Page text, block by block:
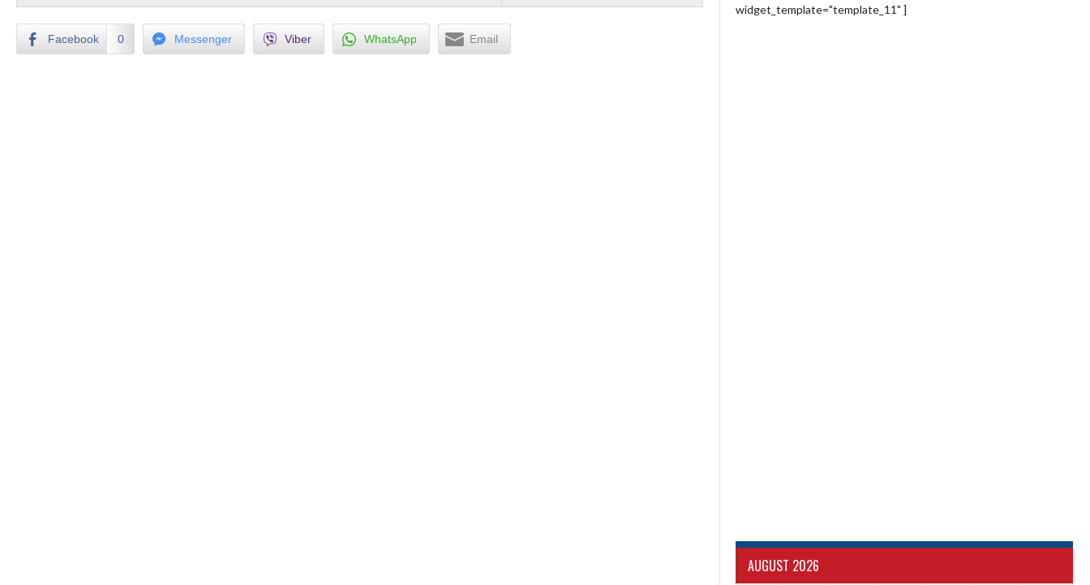
Facebook 0 Messenger Viber WhatsApp Email
widget_template="template_11" ]
AUGUST 2026